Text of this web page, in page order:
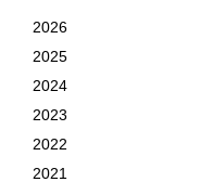
2026
2025
2024
2023
2022
2021